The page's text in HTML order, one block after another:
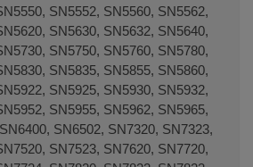
SN5552, SN5560, SN5562,
SN5630, SN5632, SN5640,
SN5750, SN5760, SN5780,
SN5835, SN5855, SN5860,
SN5925, SN5930, SN5932,
SN5955, SN5962, SN5965,
SN6502, SN7320, SN7323,
SN7523, SN7620, SN7720,